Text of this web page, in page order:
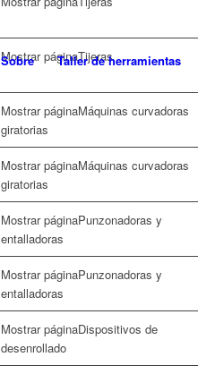
Sobre Taller de herramientas
Tijeras
Máquinas curvadoras
giratorias
Máquinas curvadoras
giratorias
Punzonadoras y
entalladoras
Punzonadoras y
entalladoras
Dispositivos de
desenrollado